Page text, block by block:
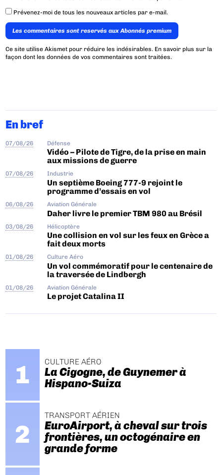
Prévenez-moi de tous les nouveaux articles par e-mail.
Les commentaires sont reservés aux Abonnés premium
Ce site utilise Akismet pour réduire les indésirables. En savoir plus sur la
façon dont les données de vos commentaires sont traitées.
En bref
07/08/26 Défense
Vidéo – Pilote de Tigre, de la prise en main
aux missions de guerre
07/08/26 Industrie
Un septième Boeing 777-9 rejoint le
programme d’essais en vol
06/08/26 Aviation Générale
Daher livre le premier TBM 980 au Brésil
03/08/26 Hélicoptère
Une collision en vol sur les feux en Grèce a
fait deux morts
01/08/26 Culture Aéro
Un vol commémoratif pour le centenaire de
la traversée de Lindbergh
01/08/26 Aviation Générale
Le projet Catalina II
CULTURE AÉRO
La Cigogne, de Guynemer à
Hispano-Suiza
TRANSPORT AÉRIEN
EuroAirport, à cheval sur trois
frontières, un octogénaire en
grande forme